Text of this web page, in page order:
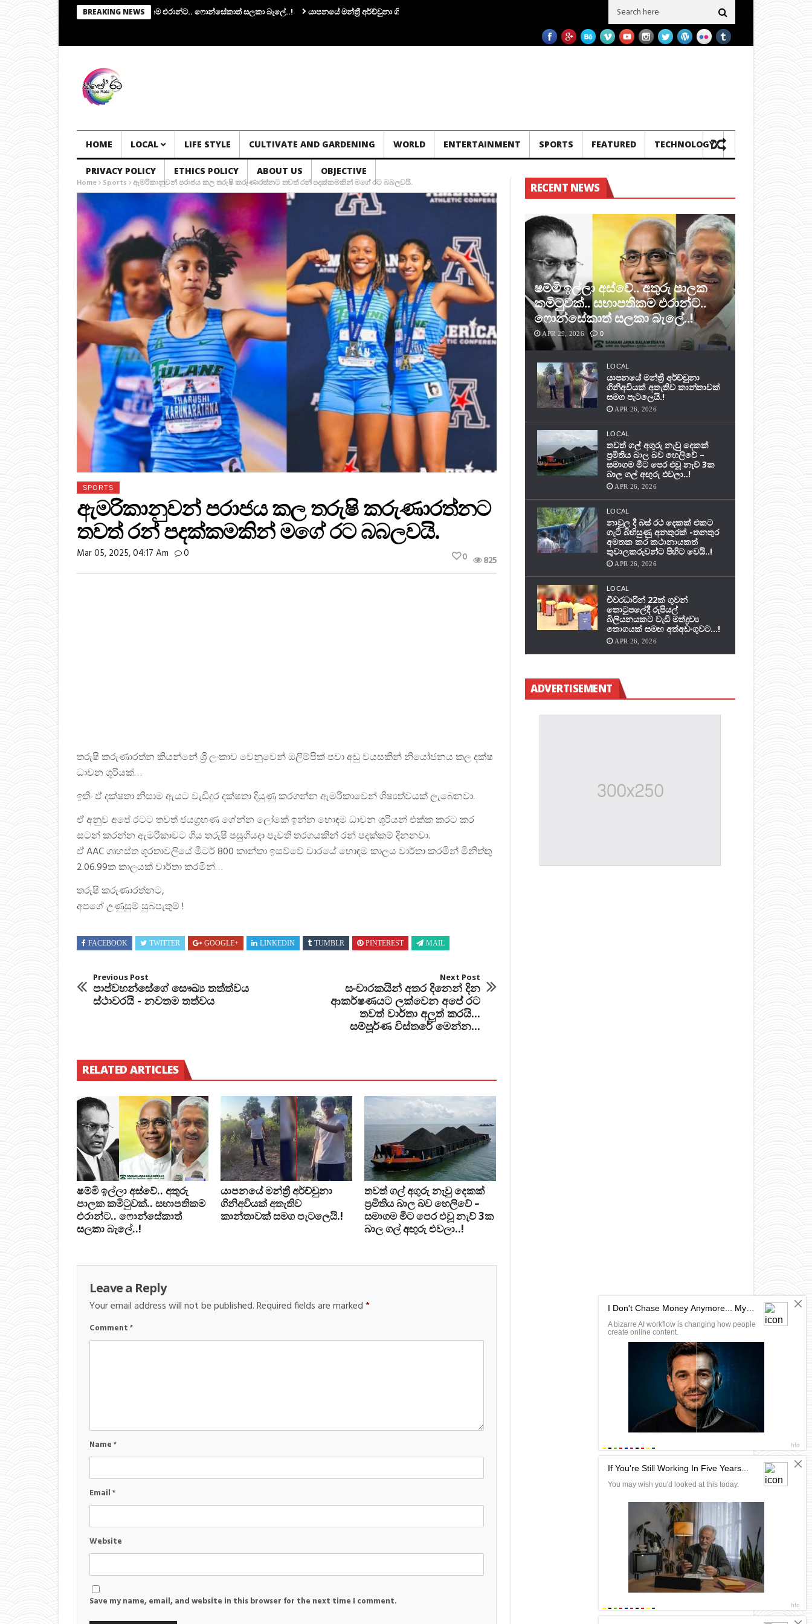
BREAKING NEWS
අතුරු පාලක කමිටුවක්.. සභාපතිකම එරාන්ට.. ෆොන්සේකාත් සලකා බැලේ..! යාපනයේ මන්ත්‍රී අර්ච්චුනා ගිනිඅවියක් අතැතිව කාන්තාවක් සමග පැටලෙයි.! තවත් ගල් අගුරු නැවු දෙකක් ප‍්‍රමිතිය බාල බව හෙලිවේ – සමාගම මීට පෙර එවූ නැව්
HOME LOCAL LIFE STYLE CULTIVATE AND GARDENING WORLD ENTERTAINMENT SPORTS FEATURED TECHNOLOGY
PRIVACY POLICY ETHICS POLICY ABOUT US OBJECTIVE
Home Sports ඇමරිකානුවන් පරාජය කල තරුෂි කරුණාරත්නට තවත් රන් පදක්කමකින් මගේ රට බබලවයි.
SPORTS
ඇමරිකානුවන් පරාජය කල තරුෂි කරුණාරත්නට
තවත් රන් පදක්කමකින් මගේ රට බබලවයි.
Mar 05, 2025, 04:17 Am 0 825
0
තරුෂි කරුණාරත්න කියන්නේ ශ්‍රි ලංකාව වෙනුවෙන් ඔලිම්පික් පවා අඩු වයසකින් නියෝජනය කල දක්ෂ
ධාවන ශූරියක්…
ඉතිං ඒ දක්ෂතා නිසාම ඇයට වැඩිදුර දක්ෂතා දියුණු කරගන්න ඇමරිකාවෙන් ශිෂ්‍යත්වයක් ලැබෙනවා.
ඒ අනුව අපේ රටට තවත් ජයග්‍රහණ ගේන්න ලෝකේ ඉන්න හොඳම ධාවන ශූරියන් එක්ක කරට කර
සටන් කරන්න ඇමරිකාවට ගිය තරුෂි පසුගියදා පැවති තරගයකින් රන් පදක්කම් දිනනවා.
ඒ AAC ගෘහස්ත ශූරතාවලියේ මීටර් 800 කාන්තා ඉසව්වේ වාරයේ හොඳම කාලය වාර්තා කරමින් මිනිත්තු
2.06.99ක කාලයක් වාර්තා කරමින්…
තරුෂි කරුණාරත්නට,
අපගේ උණුසුම් සුබපැතුම් !
FACEBOOK TWITTER GOOGLE+ LINKEDIN TUMBLR PINTEREST MAIL
Previous Post
පාප්වහන්සේගේ සෞඛ්‍ය තත්ත්වය
ස්ථාවරයි - නවතම තත්වය
Next Post
සංචාරකයින් අතර දිනෙන් දින
ආකර්ෂණයට ලක්වෙන අපේ රට
තවත් වාර්තා අලුත් කරයි...
සම්පූර්ණ විස්තරේ මෙන්න...
RELATED ARTICLES
ෂම්මි ඉල්ලා අස්වේ.. අතුරු
පාලක කමිටුවක්.. සභාපතිකම
එරාන්ට.. ෆොන්සේකාත්
සලකා බැලේ..!
යාපනයේ මන්ත්‍රී අර්ච්චුනා
ගිනිඅවියක් අතැතිව
කාන්තාවක් සමග පැටලෙයි.!
තවත් ගල් අගුරු නැවු දෙකක්
ප‍්‍රමිතිය බාල බව හෙලිවේ –
සමාගම මීට පෙර එවූ නැව් 3ක
බාල ගල් අඟුරු එවලා..!
Leave a Reply
Your email address will not be published.Required fields are marked*
Comment*
Name*
Email*
Website
Save my name, email, and website in this browser for the next time I comment.
RECENT NEWS
ෂම්මි ඉල්ලා අස්වේ.. අතුරු පාලක
කමිටුවක්.. සභාපතිකම එරාන්ට..
ෆොන්සේකාත් සලකා බැලේ..!
APR 29, 2026 0
LOCAL
යාපනයේ මන්ත්‍රී අර්ච්චුනා
ගිනිඅවියක් අතැතිව කාන්තාවක්
සමග පැටලෙයි.!
APR 26, 2026
LOCAL
තවත් ගල් අගුරු නැවු දෙකක්
ප‍්‍රමිතිය බාල බව හෙලිවේ –
සමාගම මීට පෙර එවූ නැව් 3ක
බාල ගල් අඟුරු එවලා..!
APR 26, 2026
LOCAL
නාවුල දී බස් රථ දෙකක් එකට
ගැටී බිහිසුණු අනතුරක් -තනතුර
අමතක කර කථානායකත්
තුවාලකරුවන්ට පිහිට වෙයි..!
APR 26, 2026
LOCAL
චීවරධාරින් 22ක් ගුවන්
තොටුපලේදී රුපියල්
බිලියනයකට වැඩි මත්ද්‍රව්‍ය
තොගයක් සමඟ අත්අඩංගුවට…!
APR 26, 2026
ADVERTISEMENT